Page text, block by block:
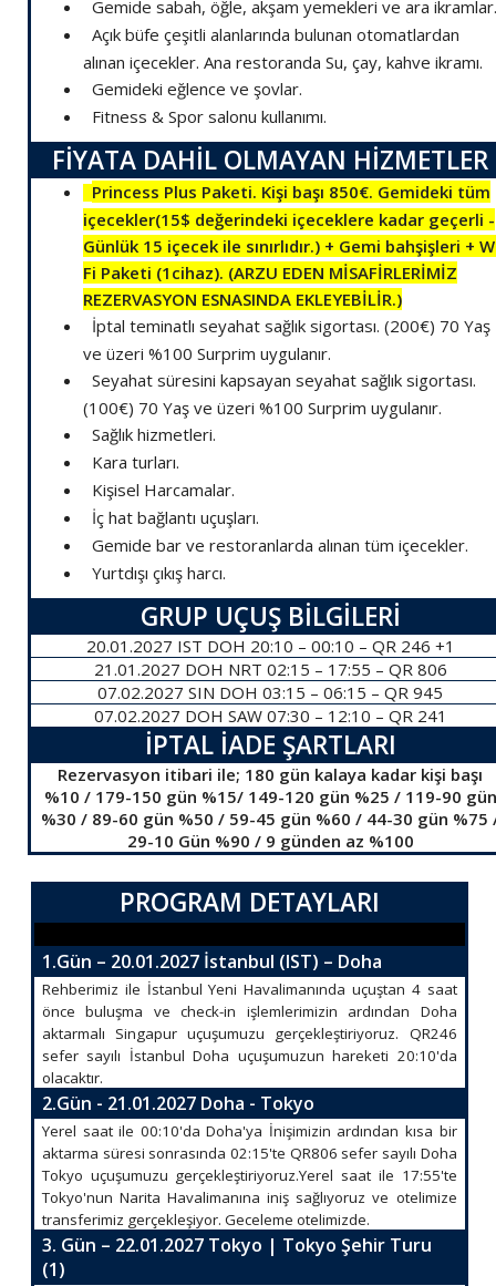
Gemide sabah, öğle, akşam yemekleri ve ara
Açık büfe çeşitli alanlarında bulunan otomatlardan
alınan içecekler. Ana restoranda Su, çay, kahve ikramı.
Gemideki eğlence ve şovlar.
Fitness & Spor salonu kullanımı.
FİYATA DAHİL OLMAYAN HİZMETLER
Princess Plus Paketi. Kişi başı 850€. Gemideki tüm
içecekler(15$ değerindeki içeceklere kadar geçerli -
Günlük 15 içecek ile sınırlıdır.) + Gemi bahşişleri +
Fi Paketi (1cihaz). (ARZU EDEN MİSAFİRLERİMİZ
REZERVASYON ESNASINDA EKLEYEBİLİR.)
İptal teminatlı seyahat sağlık sigortası. (200€) 70 Yaş
ve üzeri %100 Surprim uygulanır.
Seyahat süresini kapsayan seyahat sağlık sigortası.
(100€) 70 Yaş ve üzeri %100 Surprim uygulanır.
Sağlık hizmetleri.
Kara turları.
Kişisel Harcamalar.
İç hat bağlantı uçuşları.
Gemide bar ve restoranlarda alınan tüm içecekler.
Yurtdışı çıkış harcı.
GRUP UÇUŞ BİLGİLERİ
20.01.2027 IST DOH 20:10 – 00:10 – QR 246 +1
21.01.2027 DOH NRT 02:15 – 17:55 – QR 806
07.02.2027 SIN DOH 03:15 – 06:15 – QR 945
07.02.2027 DOH SAW 07:30 – 12:10 – QR 241
İPTAL İADE ŞARTLARI
Rezervasyon itibari ile; 180 gün kalaya kadar kişi başı
%10 / 179-150 gün %15/ 149-120 gün %25 / 119-90 gün
%30 / 89-60 gün %50 / 59-45 gün %60 / 44-30 gün %75
29-10 Gün %90 / 9 günden az %100
PROGRAM DETAYLARI
1.Gün – 20.01.2027 İstanbul (IST) – Doha
Rehberimiz ile İstanbul Yeni Havalimanında uçuştan 4 saat
önce buluşma ve check-in işlemlerimizin ardından Doha
aktarmalı Singapur uçuşumuzu gerçekleştiriyoruz. QR246
sefer sayılı İstanbul Doha uçuşumuzun hareketi 20:10'da
olacaktır.
2.Gün - 21.01.2027 Doha - Tokyo
Yerel saat ile 00:10'da Doha'ya İnişimizin ardından kısa bir
aktarma süresi sonrasında 02:15'te QR806 sefer sayılı Doha
Tokyo uçuşumuzu gerçekleştiriyoruz.Yerel saat ile 17:55'te
Tokyo'nun Narita Havalimanına iniş sağlıyoruz ve otelimize
transferimiz gerçekleşiyor. Geceleme otelimizde.
3. Gün – 22.01.2027 Tokyo | Tokyo Şehir Turu
(1)